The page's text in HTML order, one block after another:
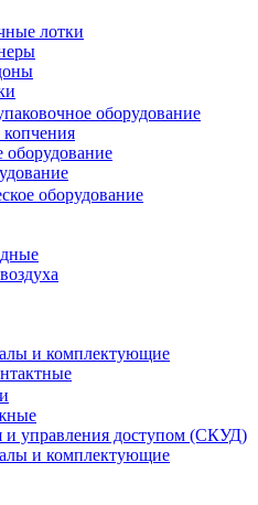
лотки
оборудование
оборудование
оборудование
и комплектующие
и управления доступом (СКУД)
и комплектующие